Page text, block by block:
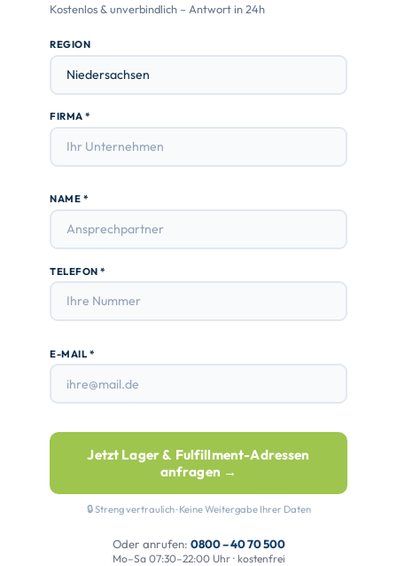
Kostenlos & unverbindlich – Antwort in 24h
REGION
FIRMA *
NAME *
TELEFON *
E-MAIL *
Jetzt Lager & Fulfillment-Adressen
anfragen →
🔒 Streng vertraulich · Keine Weitergabe Ihrer Daten
Oder anrufen: 0800 – 40 70 500
Mo–Sa 07:30–22:00 Uhr · kostenfrei